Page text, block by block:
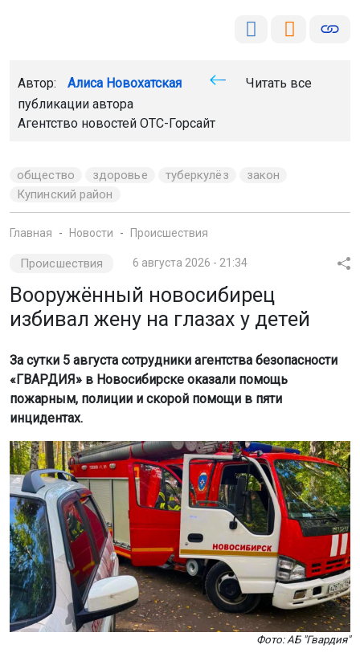
Автор: Алиса Новохатская
Читать все
публикации автора
Агентство новостей ОТС-Горсайт
общество здоровье туберкулёз
закон
Купинский район
Главная Новости Происшествия
Происшествия 6 августа 2026 - 21:34
Вооружённый новосибирец
избивал жену на глазах у детей
За сутки 5 августа сотрудники агентства безопасности
«ГВАРДИЯ» в Новосибирске оказали помощь
пожарным, полиции и скорой помощи в пяти
инцидентах.
Фото: АБ "Гвардия"